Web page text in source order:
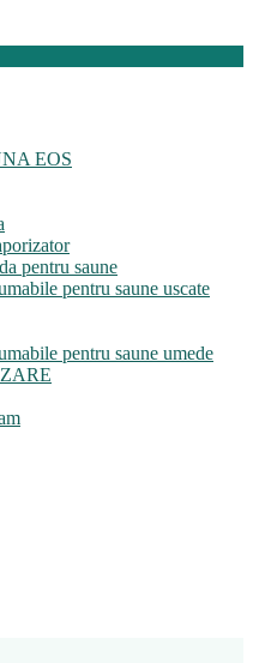
EOS
pentru saune
pentru saune uscate
pentru saune umede